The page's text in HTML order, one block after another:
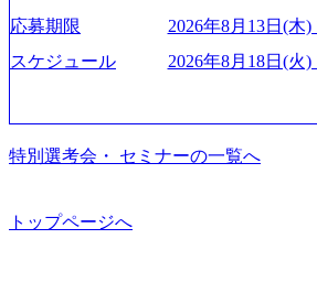
mages/20250502152751_46c65543-87ef-
_956x512.webp https://
on.appspot.com/public/images/
m/our-vision-production.appspot.com/
ング会社で、NRI、NTTDATAと同じく
開発、運用保守と言った全工程を行う
特長 ビジネスへの深い理解を持つコン
世界トップクラスのシェアを有してい
て未来を創造し、社会課題の解決に貢
ている Mission:私たちの技術/私たちの
話 IoT社会の浸透、AIの加速等により
急伸長しており、それに伴い半導体製
中 https://storage.googleapis.com/our-
on-production.appspot.com/public/images/
cb8-329e-4a45-a8f5-
応募期限
2026年8月13日(木)
スケジュール
2026年8月18日(火)
特別選考会・ セミナーの一覧へ
トップページへ